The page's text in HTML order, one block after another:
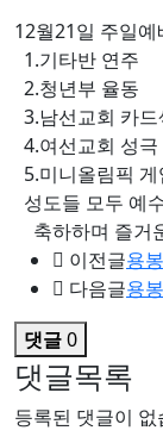
12월21일 주일
1.기타반 연주
2.청년부 율동
3.남선교회 카드
4.여선교회 성극
5.미니올림픽 게
성도들 모두 예
축하하며 즐거
이전글용
다음글용
댓글0
댓글목록
등록된 댓글이 없